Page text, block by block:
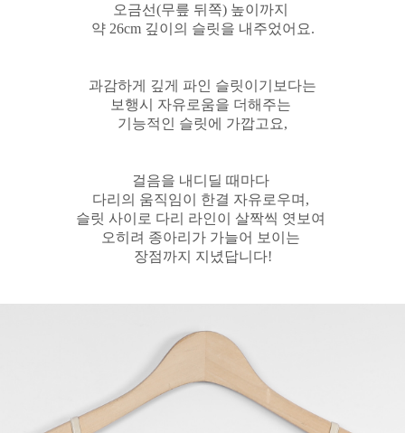
오금선(무릎 뒤쪽) 높이까지
약 26cm 깊이의 슬릿을 내주었어요.
과감하게 깊게 파인 슬릿이기보다는
보행시 자유로움을 더해주는
기능적인 슬릿에 가깝고요,
걸음을 내디딜 때마다
다리의 움직임이 한결 자유로우며,
슬릿 사이로 다리 라인이 살짝씩 엿보여
오히려 종아리가 가늘어 보이는
장점까지 지녔답니다!